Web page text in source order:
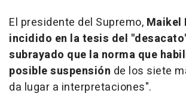
El presidente del Supremo, Maikel
incidido en la tesis del
subrayado que la norma que
posible suspensión de los siete
da lugar a interpretaciones".